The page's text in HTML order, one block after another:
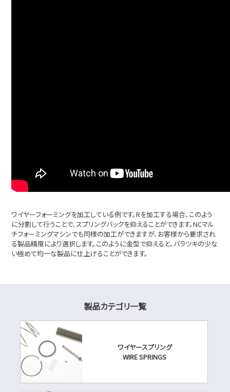
ワイヤーフォーミングを加工している例です。Rを加工する場合、このよう
に分割して行うことで、スプリングバックを抑えることができます。NCマル
チフォーミングマシンでも同様の加工ができますが、お客様から要求され
る製品精度により選択します。このように金型で抑えると、バラツキの少な
い極めて均一な製品に仕上げることができます。
製品カテゴリ一覧
ワイヤースプリング
WIRE SPRINGS